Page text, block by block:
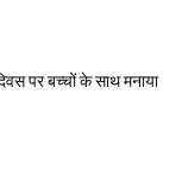
पर बच्चों के साथ मनाया